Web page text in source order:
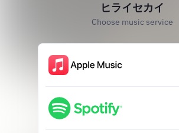
ヒライセカイ
Choose music service